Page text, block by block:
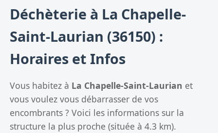
Déchèterie à La Chapelle-
Saint-Laurian (36150) :
Horaires et Infos
Vous habitez à La Chapelle-Saint-Laurian et
vous voulez vous débarrasser de vos
encombrants ? Voici les informations sur la
structure la plus proche (située à 4.3 km).